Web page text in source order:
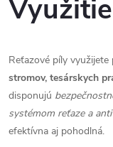
y
v
ý
p
i
Reťazové píly využijete
stromov, tesárskych
disponujú
systémom reťaze a
efektívna aj pohodlná.